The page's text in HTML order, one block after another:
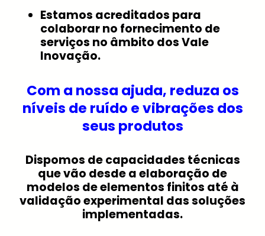
Estamos acreditados para
colaborar no fornecimento de
serviços no âmbito dos Vale
Inovação.
Com a nossa ajuda, reduza os
níveis de ruído e vibrações dos
seus produtos
Dispomos de capacidades técnicas
que vão desde a elaboração de
modelos de elementos finitos até à
validação experimental das soluções
implementadas.